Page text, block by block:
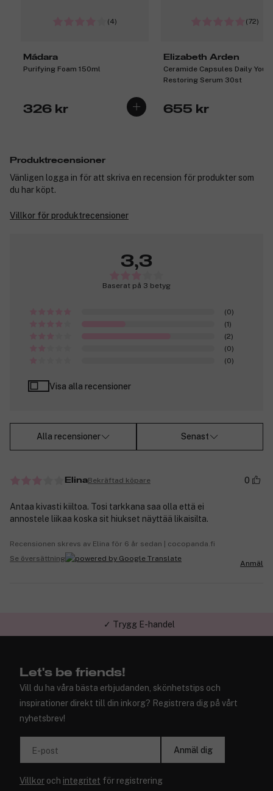
(4)
Mádara
Purifying Foam 150ml
326 kr
(72)
Elizabeth Arden
Ceramide Capsules Daily Youth
Restoring Serum 30st
655 kr
Produktrecensioner
Vänligen logga in för att skriva en recension för produkter som
du har köpt.
Villkor för produktrecensioner
3,3
Baserat på 3 betyg
(0)
(1)
(2)
(0)
(0)
Visa alla recensioner
Alla recensioner Senast
ElinaBekräftad köpare 0
Antaa kivasti kiiltoa. Tosi tarkkana saa olla että ei
annostele liikaa koska sit hiukset näyttää likaisilta.
Recensionen skrevs av Elina för 6 år sedan | cocopanda.fi
Se översättning
Anmäl
✓ Trygg E-handel
Let's be friends!
Vill du ha våra bästa erbjudanden, skönhetstips och
inspirationer direkt till din inkorg? Registrera dig på vårt
nyhetsbrev!
E-post Anmäl dig
Villkor och integritet för registrering